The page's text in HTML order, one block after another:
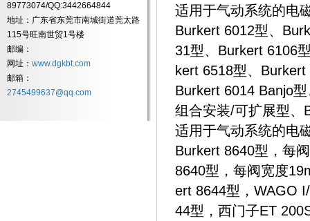
89773074/QQ:3442664844
地址：广东省东莞市南城街道莞太路
115号旺南世贸1号楼
邮编：
网址： www.dgkbt.com
邮箱：
2745499637@qq.com
适用于气动系统的电
Burkert 6012型、
31型、Burkert 6106
kert 6518型、
Burkert 6014 Banjo
组合安装/可扩展型、
适用于气动系统的电
Burkert 8640型，每
8640型，每阀宽度
ert 8644型，WAGO
44型，西门子ET